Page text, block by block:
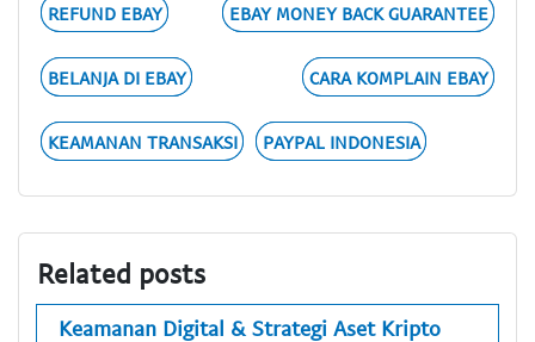
REFUND EBAY EBAY MONEY BACK GUARANTEE
BELANJA DI EBAY CARA KOMPLAIN EBAY
KEAMANAN TRANSAKSI PAYPAL INDONESIA
Related posts
Keamanan Digital & Strategi Aset Kripto